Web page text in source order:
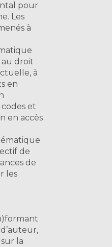
pour
Les
à
au droit
à
en
et
en accès
de
de
les
la